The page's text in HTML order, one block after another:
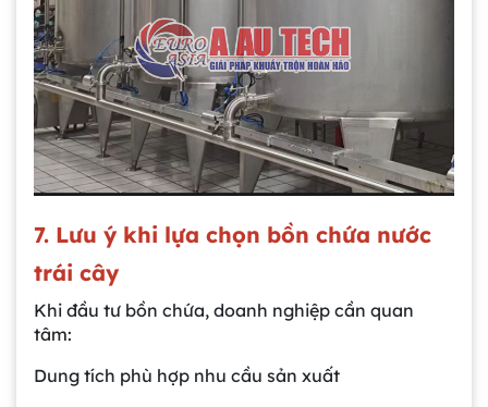
7. Lưu ý khi lựa chọn bồn chứa nước
trái cây
Khi đầu tư bồn chứa, doanh nghiệp cần quan
tâm:
Dung tích phù hợp nhu cầu sản xuất